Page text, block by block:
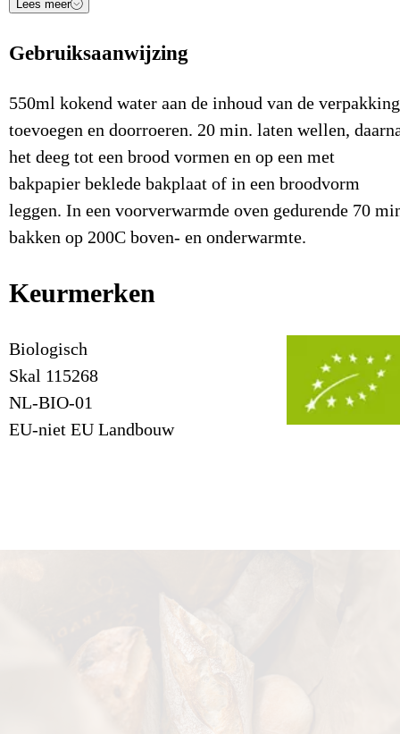
Voedingsstof
Energie (kJ)
Vetten 27,8 g/100gr
Waarvan verzadigde vetzuren 3,9
Koolhydraten 28,5 g/100gr
Waarvan suikers
Eiwitten
Voedingsvezel g/100gr
Lees meer
Gebruiksaanwijzing
550ml kokend water aan de inhoud van de verpakking
toevoegen en doorroeren. 20 min. laten wellen,
het deeg tot een brood vormen en op een met
bakpapier beklede bakplaat of in een broodvorm
leggen. In een voorverwarmde oven gedurende 70
bakken op 200C boven- en onderwarmte.
Keurmerken
Biologisch
Skal 115268
NL-BIO-01
EU-niet EU Landbouw